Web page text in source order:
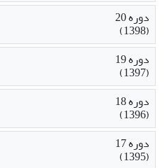
دوره 20
(1398)
دوره 19
(1397)
دوره 18
(1396)
دوره 17
(1395)